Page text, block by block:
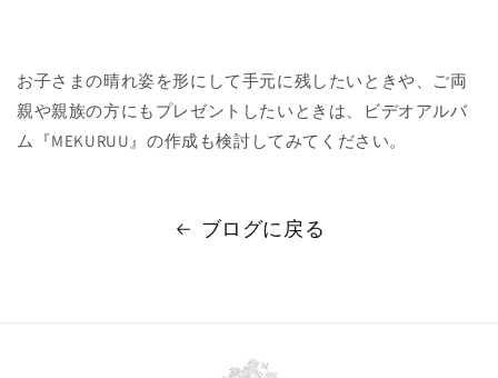
お子さまの晴れ姿を形にして手元に残したいときや、ご両
親や親族の方にもプレゼントしたいときは、ビデオアルバ
ム『MEKURUU』の作成も検討してみてください。
ブログに戻る